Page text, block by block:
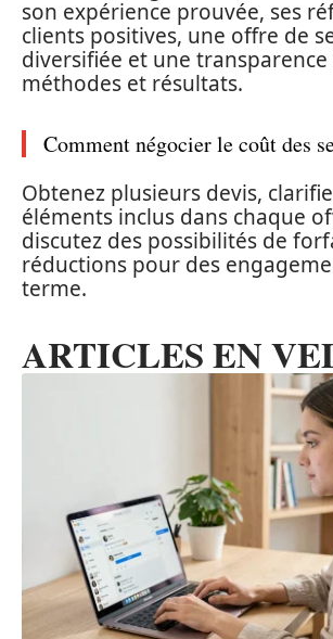
son expérience prouvée, ses
clients positives, une offre de
diversifiée et une
méthodes et résultats.
Comment négocier le coût des
Obtenez plusieurs devis,
éléments inclus dans chaque
discutez des possibilités de
réductions pour des
terme.
ARTICLES EN